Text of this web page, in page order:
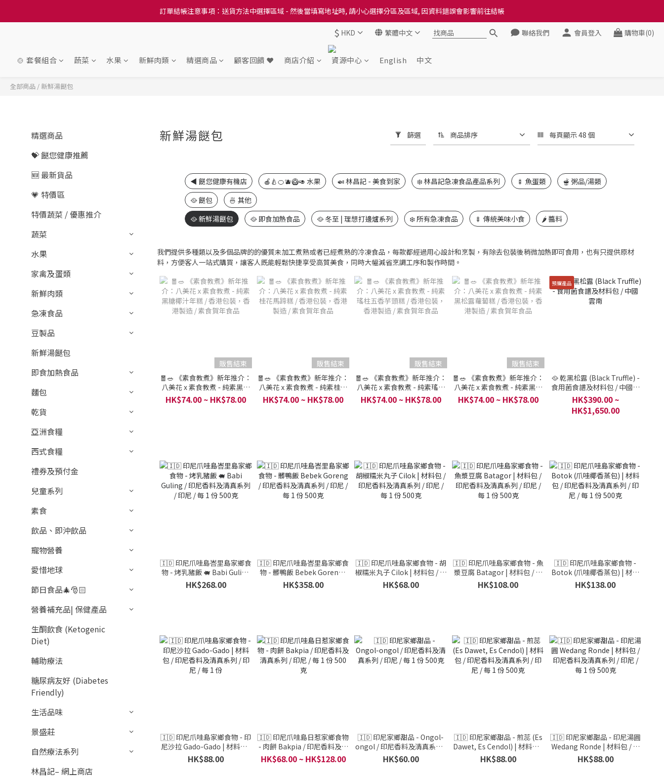
訂單結帳注意事項：送貨方法中選擇區域 - 然後當填寫地址時, 請小心選擇分區及區域, 因資料錯誤會影響前往結帳
訂單結帳注意事項：送貨方法中選擇區域 - 然後當填寫地址時, 請小心選擇分區及區域, 因資料錯誤會影響前往結帳
隆重推出本地培育田香雞、金棠雞、粵皇鷄及平原雞等，想食靚雞就要嚟《餸您健康》
訂單結帳注意事項：送貨方法中選擇區域 - 然後當填寫地址時, 請小心選擇分區及區域, 因資料錯誤會影響前往結帳
$ HKD 繁體中文 聯絡我們 會員登入 購物車(0)
🍲 套餐組合 蔬菜 水果 新鮮肉類 精選商品 顧客回饋 ❤️ 商店介紹 資源中心 English 中文
全部商品 /新鮮湯餸包
精選商品
💝 餸您健康推薦
🆕 最新貨品
💗 特價區
特價蔬菜 / 優惠推介
蔬菜
水果
家禽及蛋類
新鮮肉類
急凍食品
豆製品
新鮮湯餸包
即食加熱食品
麵包
乾貨
亞洲食糧
西式食糧
禮券及預付金
兒童系列
素食
飲品、即沖飲品
寵物營養
愛惜地球
節日食品🎄🎅🏻
營養補充品| 保健產品
生酮飲食 (Ketogenic
Diet)
輔助療法
糖尿病友好 (Diabetes
Friendly)
生活品味
景盛莊
自然療法系列
林昌記– 網上商店
新鮮湯餸包 篩選 商品排序 每頁顯示 48 個
◀️ 餸您健康有機店 🍎🍐🍊🫐🥝🥑 水果 🍛 林昌記 - 美食到家 ❄️ 林昌記急凍食品產品系列 🍢 魚蛋類
🫕 粥品/湯類
🥘 餸包
🍜 其他
🥘 新鮮湯餸包
🥘 即食加熱食品 🥘 冬至 | 理想打邊爐系列 ❄️ 所有急凍食品 🍢 傳統美味小食 🌶️ 醬料
我們提供多種類以及多個品牌的的優質未加工煮熟或者已經煮熟的冷凍食品，每款都經過用心設計和烹製，有除去包裝後稍微加熱即可食用，也有只提供原材
料，方便客人一站式購買，讓客人既能輕鬆快捷享受高質美食，同時大幅減省烹調工序和製作時間。
販售結束
🧧🥗 《素食教煮》新年推介：
八美花 x 素食教煮 - 純素黑糖
椰汁年糕 / 香港包裝，香港製
造 / 素食賀年食品
HK$74.00 ~ HK$78.00
販售結束
🧧🥗 《素食教煮》新年推介：
八美花 x 素食教煮 - 純素桂花
馬蹄糕 / 香港包裝，香港製造 /
素食賀年食品
HK$74.00 ~ HK$78.00
販售結束
🧧🥗 《素食教煮》新年推介：
八美花 x 素食教煮 - 純素瑤柱
五香芋頭糕 / 香港包裝，香港
製造 / 素食賀年食品
HK$74.00 ~ HK$78.00
販售結束
🧧🥗 《素食教煮》新年推介：
八美花 x 素食教煮 - 純素黑松
露蘿蔔糕 / 香港包裝，香港製
造 / 素食賀年食品
HK$74.00 ~ HK$78.00
預購產品
🥘 乾黑松露 (Black Truffle) -
食用菌食譜及材料包 / 中國雲
南
HK$390.00 ~
HK$1,650.00
🇮🇩 印尼爪哇島峇里島家鄉食
物 - 烤乳豬飯 🐖 Babi Guling
/ 印尼香料及清真系列 / 印尼 /
每 1 份 500克
HK$268.00
🇮🇩 印尼爪哇島峇里島家鄉食
物 - 髒鴨飯 Bebek Goreng /
印尼香料及清真系列 / 印尼 /
每 1 份 500克
HK$358.00
🇮🇩 印尼爪哇島家鄉食物 - 胡
椒糯米丸子 Cilok | 材料包 / 印
尼香料及清真系列 / 印尼 / 每 1
份 500克
HK$68.00
🇮🇩 印尼爪哇島家鄉食物 - 魚
漿豆腐 Batagor | 材料包 / 印
尼香料及清真系列 / 印尼 / 每 1
份 500克
HK$108.00
🇮🇩 印尼爪哇島家鄉食物 -
Botok (爪哇椰香蒸包) | 材料
包 / 印尼香料及清真系列 / 印
尼 / 每 1 份 500克
HK$138.00
🇮🇩 印尼爪哇島家鄉食物 - 印
尼沙拉 Gado-Gado | 材料包 /
印尼香料及清真系列 / 印尼 /
每 1 份
HK$88.00
🇮🇩 印尼爪哇島日惹家鄉食物
- 肉餅 Bakpia / 印尼香料及清
真系列 / 印尼 / 每 1 份 500克
HK$68.00 ~ HK$128.00
🇮🇩 印尼家鄉甜品 - Ongol-
ongol / 印尼香料及清真系列 /
印尼 / 每 1 份 500克
HK$60.00
🇮🇩 印尼家鄉甜品 - 煎蕊 (Es
Dawet, Es Cendol) | 材料包 /
印尼香料及清真系列 / 印尼 /
每 1 份 500克
HK$88.00
🇮🇩 印尼家鄉甜品 - 印尼湯圓
Wedang Ronde | 材料包 / 印
尼香料及清真系列 / 印尼 / 每 1
份 500克
HK$88.00